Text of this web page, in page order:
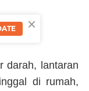
darah, lantaran
di rumah,
×